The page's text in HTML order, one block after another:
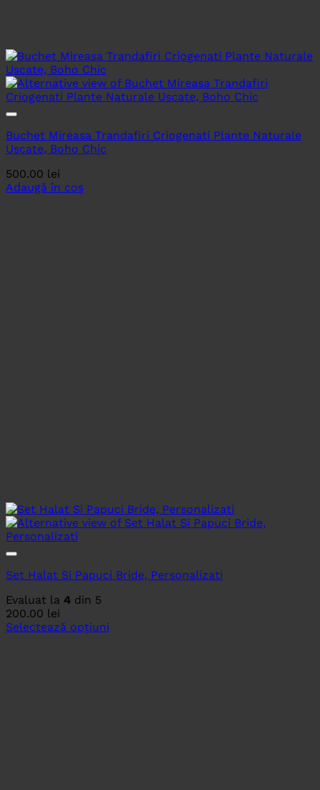
Buchet Mireasa Trandafiri Criogenati Plante Naturale
Uscate, Boho Chic
500.00 lei
Adaugă în coș
Set Halat Si Papuci Bride, Personalizati
Evaluat la 4 din 5
200.00 lei
Selectează opțiuni